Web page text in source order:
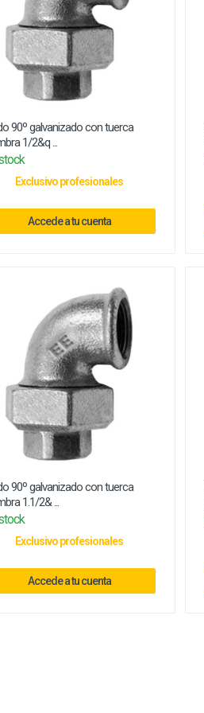
90º galvanizado con tuerca
1/2&q ...
Exclusivo profesionales
Accede a tu cuenta
90º galvanizado con tuerca
1.1/2& ...
Exclusivo profesionales
Accede a tu cuenta